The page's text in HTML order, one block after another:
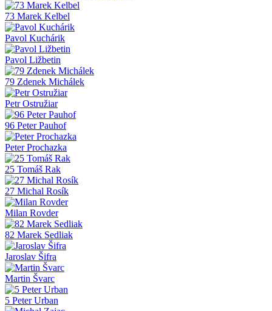
73 Marek Kelbel
Pavol Kuchárik
Pavol Ližbetin
79 Zdenek Michálek
Petr Ostružiar
96 Peter Pauhof
Peter Prochazka
25 Tomáš Rak
27 Michal Rosík
Milan Rovder
82 Marek Sedliak
Jaroslav Šifra
Martin Švarc
5 Peter Urban